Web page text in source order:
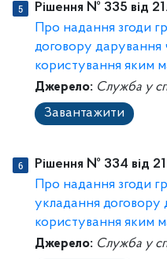
Рішення № 335 від
Про надання згоди
договору дарування
користування яким
Джерело: Служба у
Завантажити
Рішення № 334 від
Про надання згоди
укладання договору
користування яким
Джерело: Служба у